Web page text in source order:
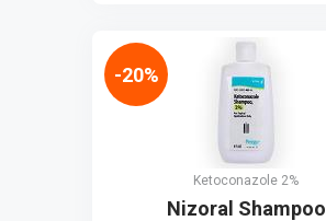
Ketoconazole 2%
Nizoral Shampoo
-20%